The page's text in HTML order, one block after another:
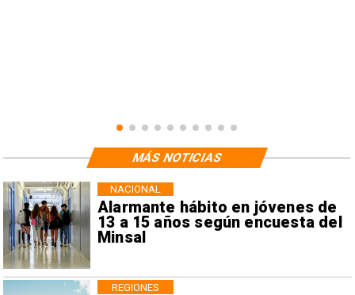
Alarmante hábito en jóvenes de
13 a 15 años según encuesta del
Minsal
NACIONAL
REGIONES
MÁS NOTICIAS